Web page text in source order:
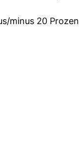
minus 20